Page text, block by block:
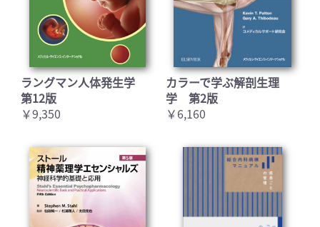
ラングマン人体発生学
第12版
￥9,350
カラーで学ぶ解剖生理
学 第2版
￥6,160